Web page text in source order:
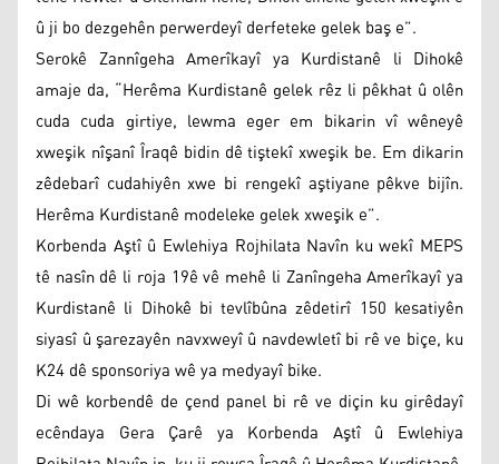
û ji bo dezgehên perwerdeyî derfeteke gelek baş e”.
Serokê Zannîgeha Amerîkayî ya Kurdistanê li Dihokê
amaje da, “Herêma Kurdistanê gelek rêz li pêkhat û olên
cuda cuda girtiye, lewma eger em bikarin vî wêneyê
xweşik nîşanî Îraqê bidin dê tiştekî xweşik be. Em dikarin
zêdebarî cudahiyên xwe bi rengekî aştiyane pêkve bijîn.
Herêma Kurdistanê modeleke gelek xweşik e”.
Korbenda Aştî û Ewlehiya Rojhilata Navîn ku wekî MEPS
tê nasîn dê li roja 19ê vê mehê li Zanîngeha Amerîkayî ya
Kurdistanê li Dihokê bi tevlîbûna zêdetirî 150 kesatiyên
siyasî û şarezayên navxweyî û navdewletî bi rê ve biçe, ku
K24 dê sponsoriya wê ya medyayî bike.
Di wê korbendê de çend panel bi rê ve diçin ku girêdayî
ecêndaya Gera Çarê ya Korbenda Aştî û Ewlehiya